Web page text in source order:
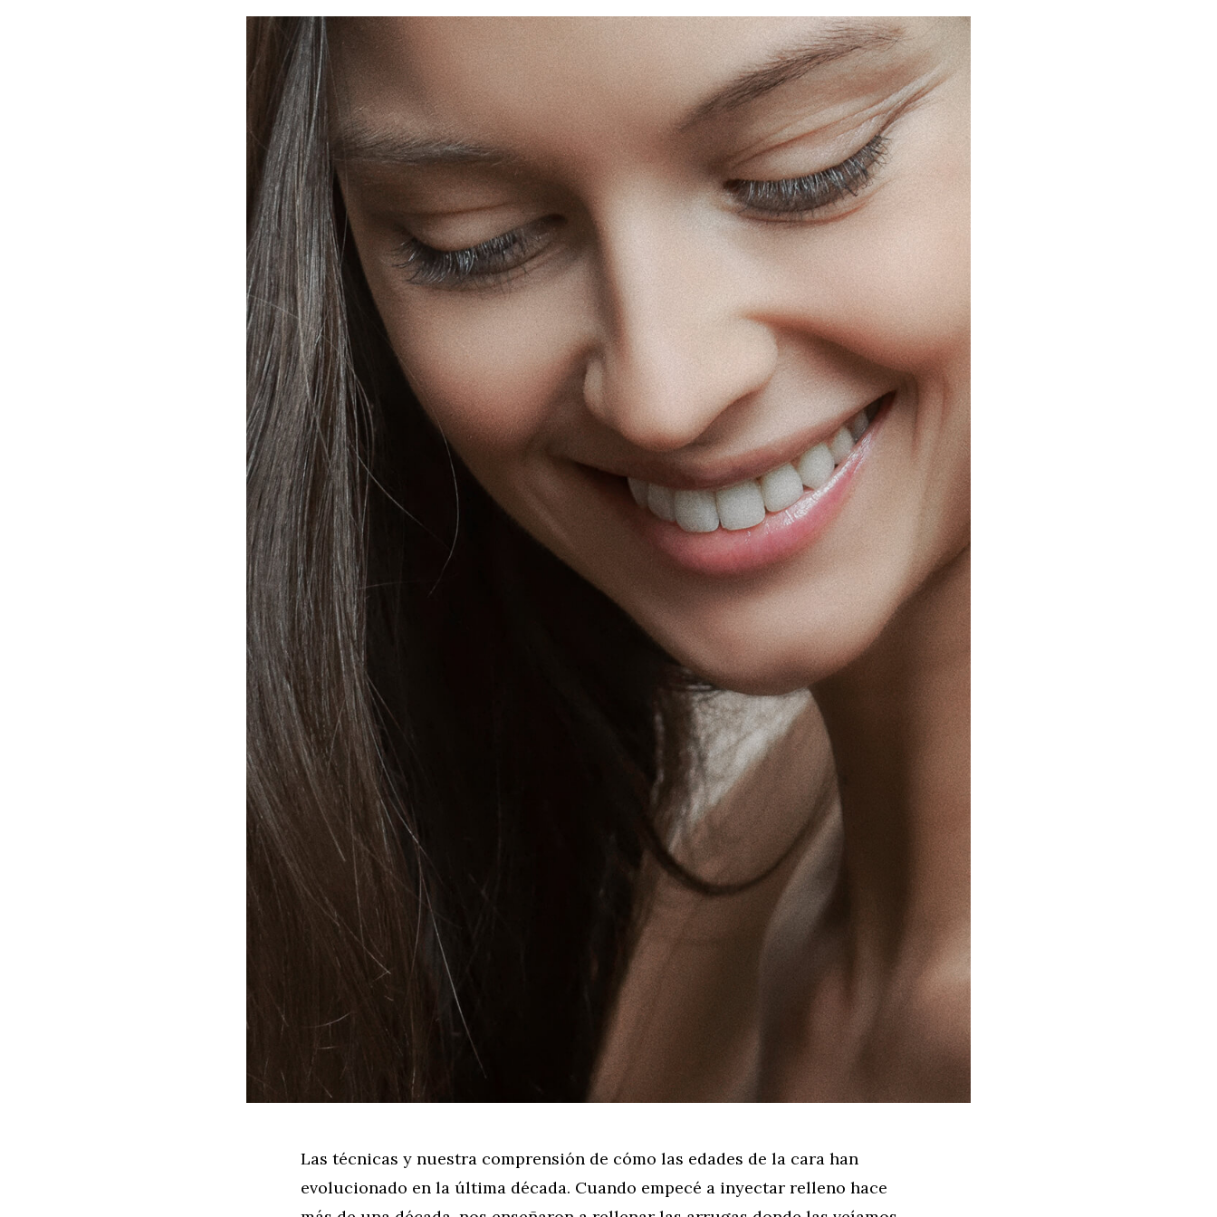
Las técnicas y nuestra comprensión de cómo las edades de la cara han
evolucionado en la última década. Cuando empecé a inyectar relleno hace